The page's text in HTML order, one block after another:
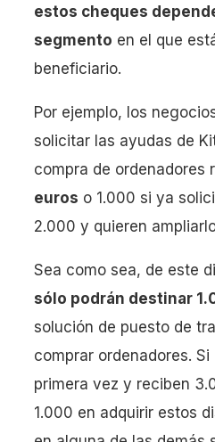
estos cheques
segmento en el que
beneficiario.
Por ejemplo, los
solicitar las ayudas de
compra de ordenadores
euros o 1.000 si ya
2.000 y quieren
Sea como sea, de este
sólo podrán destinar
solución de puesto de
comprar ordenadores.
primera vez y reciben
1.000 en adquirir estos